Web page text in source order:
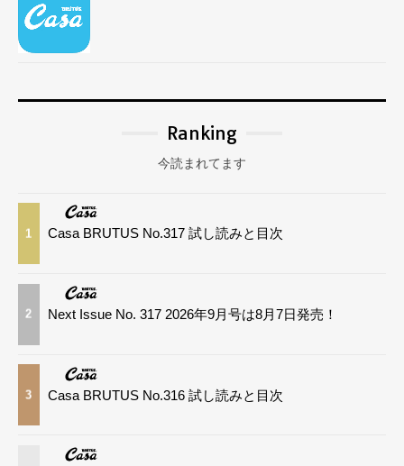
Ranking
今読まれてます
1 Casa BRUTUS No.317 試し読みと目次
2 Next Issue No. 317 2026年9月号は8月7日発売！
3 Casa BRUTUS No.316 試し読みと目次